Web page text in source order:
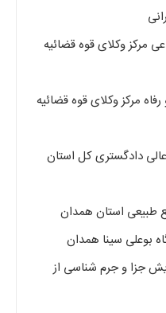
مرکز وکلای قوه قضائیه
مرکز وکلای قوه قضائیه
دادگستری کل استان
طبیعی استان همدان
بوعلی سینا همدان
جزا و جرم شناسی از